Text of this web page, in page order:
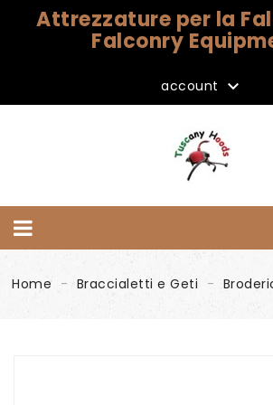
Attrezzature per la
Falconry
account 
Home Braccialetti e Geti